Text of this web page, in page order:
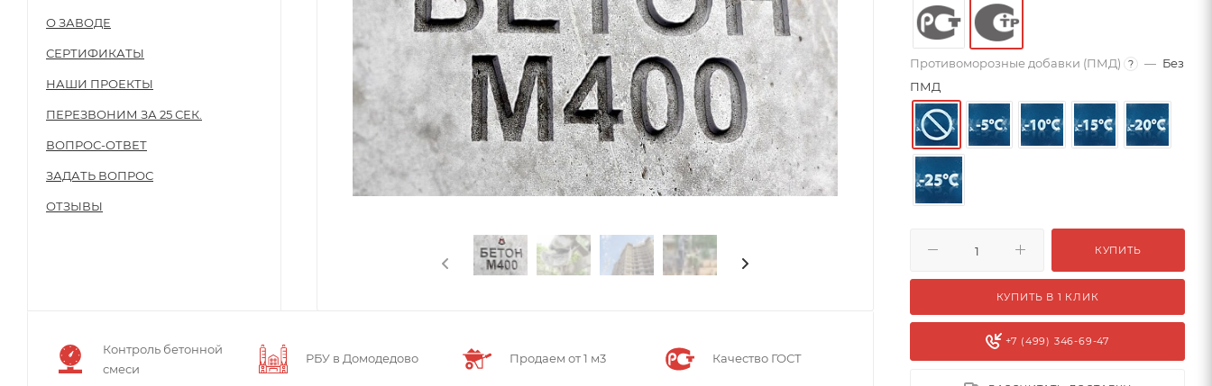
О ЗАВОДЕ
СЕРТИФИКАТЫ
НАШИ ПРОЕКТЫ
ПЕРЕЗВОНИМ ЗА 25 СЕК.
ВОПРОС-ОТВЕТ
ЗАДАТЬ ВОПРОС
ОТЗЫВЫ
Контроль бетонной
смеси
РБУ в Домодедово Продаем от 1 м3 Качество ГОСТ
Противоморозные добавки (ПМД) ? — Без
ПМД
КУПИТЬ
КУПИТЬ В 1 КЛИК
+7 (499) 346-69-47